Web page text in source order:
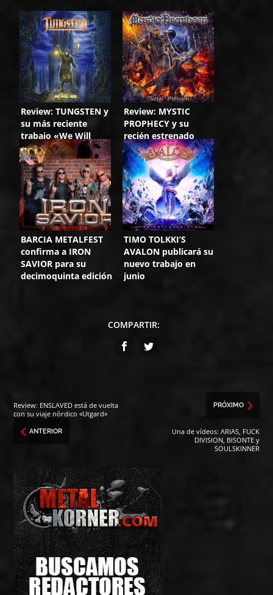
Review: TUNGSTEN y
su más reciente
trabajo «We Will
Rise» no te dejará
indiferente
Review: MYSTIC
PROPHECY y su
recién estrenado
«Metal Division»
BARCIA METALFEST
confirma a IRON
SAVIOR para su
decimoquinta edición
TIMO TOLKKI’S
AVALON publicará su
nuevo trabajo en
junio
COMPARTIR:
Review: ENSLAVED está de vuelta
con su viaje nórdico «Utgard»
ANTERIOR
PRÓXIMO
Una de vídeos: ARIAS, FUCK
DIVISION, BISONTE y
SOULSKINNER